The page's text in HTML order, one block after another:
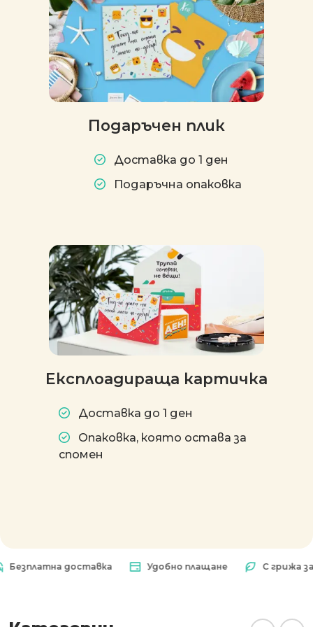
Подаръчен плик
Доставка до 1 ден
Подаръчна опаковка
Експлоадираща картичка
Доставка до 1 ден
Опаковка, която остава за
спомен
доставка Удобно плащане С грижа за